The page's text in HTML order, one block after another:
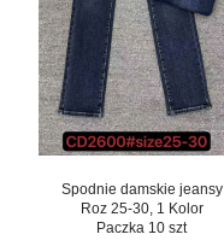
Spodnie damskie jeansy
Roz 25-30, 1 Kolor
Paczka 10 szt